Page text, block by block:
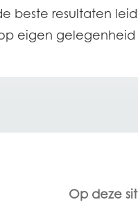
beste resultaten
eigen gelegenheid
Op deze